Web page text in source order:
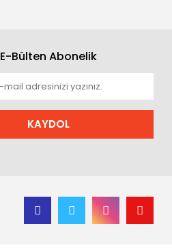
E-Bülten Abonelik
KAYDOL